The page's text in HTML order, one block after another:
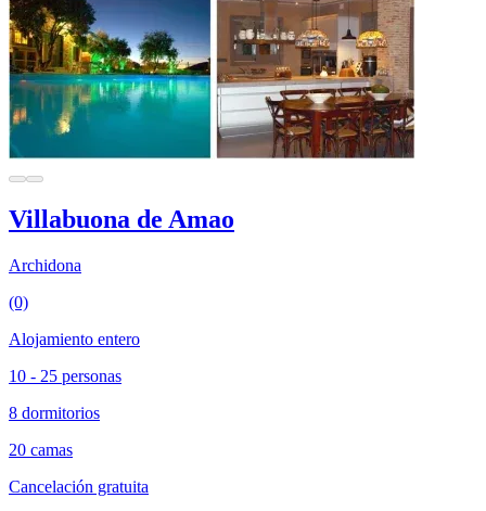
Villabuona de Amao
Archidona
(0)
Alojamiento entero
10 - 25 personas
8 dormitorios
20 camas
Cancelación gratuita